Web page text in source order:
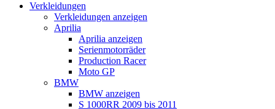
Verkleidungen
Verkleidungen anzeigen
Aprilia
Aprilia anzeigen
Serienmotorräder
Production Racer
Moto GP
BMW
BMW anzeigen
S 1000RR 2009 bis 2011